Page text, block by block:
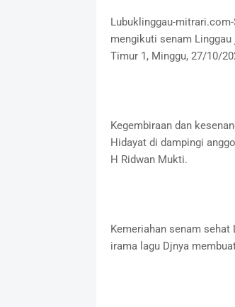
Lubuklinggau-
mengikuti senam
Timur 1, Minggu, 27/10/
Kegembiraan dan
Hidayat di dampingi
H Ridwan Mukti.
Kemeriahan senam
irama lagu Djnya